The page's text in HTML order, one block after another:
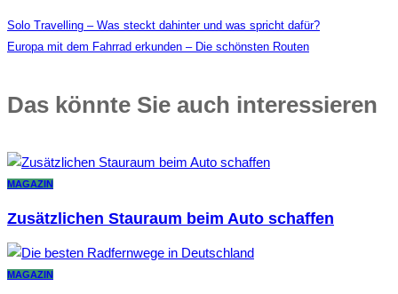
Solo Travelling – Was steckt dahinter und was spricht dafür?
Europa mit dem Fahrrad erkunden – Die schönsten Routen
Das könnte Sie auch interessieren
MAGAZIN
Zusätzlichen Stauraum beim Auto schaffen
MAGAZIN